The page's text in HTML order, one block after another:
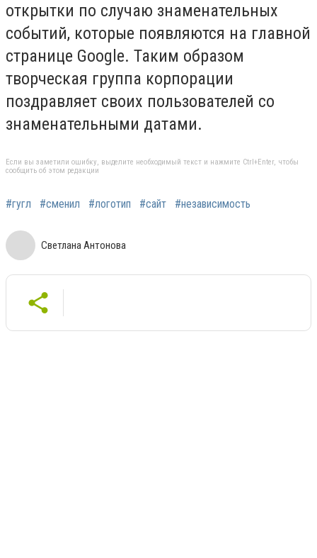
открытки по случаю знаменательных
событий, которые появляются на главной
странице Google. Таким образом
творческая группа корпорации
поздравляет своих пользователей со
знаменательными датами.
Если вы заметили ошибку, выделите необходимый текст и нажмите Ctrl+Enter, чтобы
сообщить об этом редакции
#гугл #сменил #логотип #сайт #независимость
Светлана Антонова